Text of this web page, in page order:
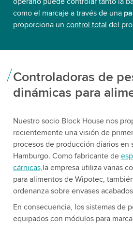
como el marcaje a través de una
proporciona un control total del
Controladoras de
dinámicas para
Nuestro socio Block House nos
recientemente una visión de
procesos de producción diarios en
Hamburgo. Como fabricante de
cárnicas,la empresa utiliza varias
para alimentos de Wipotec,
ordenanza sobre envases
En consecuencia, los sistemas de
equipados con módulos para